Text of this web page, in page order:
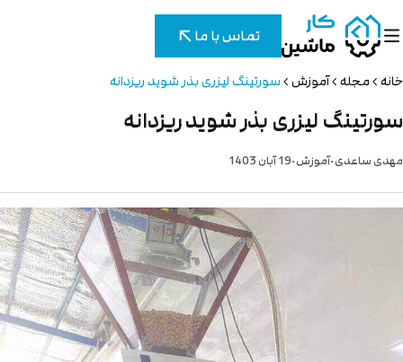
تماس با ما
خانه مجله آموزش سورتینگ لیزری بذر شوید ریزدانه
سورتینگ لیزری بذر شوید ریزدانه
مهدی ساعدی.آموزش.19 آبان 1403